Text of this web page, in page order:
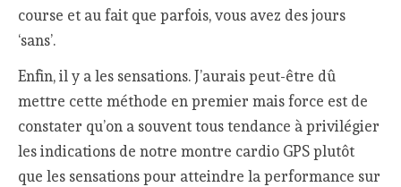
course et au fait que parfois, vous avez des jours
‘sans’.
Enfin, il y a les sensations. J’aurais peut-être dû
mettre cette méthode en premier mais force est de
constater qu’on a souvent tous tendance à privilégier
les indications de notre montre cardio GPS plutôt
que les sensations pour atteindre la performance sur